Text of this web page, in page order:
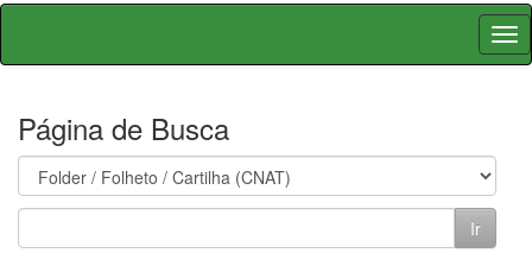
Skip
Página de Busca